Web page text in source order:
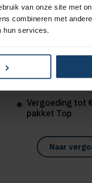
van onze site met
combineren met
hun services.
Vergoeding tot
pakket Top
Naar